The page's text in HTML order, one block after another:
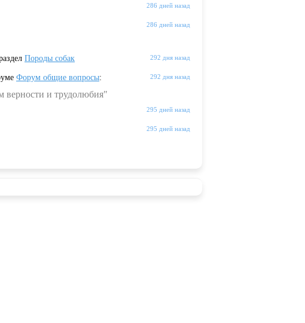
286 дней назад
286 дней назад
292 дня назад
Породы собак
292 дня назад
Форум общие вопросы:
верности и трудолюбия"
295 дней назад
295 дней назад